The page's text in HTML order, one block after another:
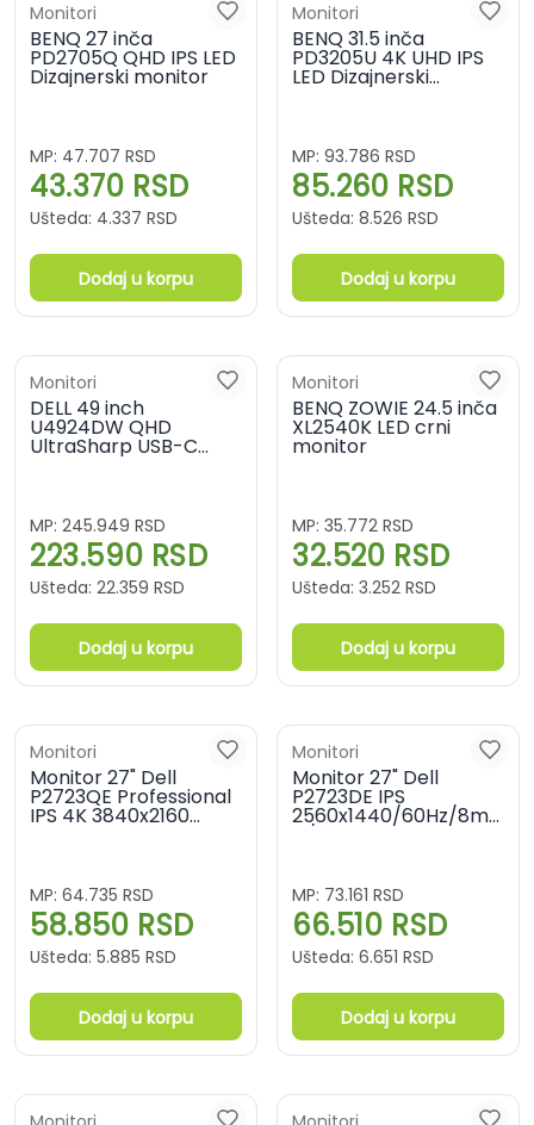
Monitori
BENQ 27 inča
PD2705Q QHD IPS LED
Dizajnerski monitor
MP: 47.707 RSD
43.370 RSD
Ušteda: 4.337 RSD
Dodaj u korpu
Monitori
BENQ 31.5 inča
PD3205U 4K UHD IPS
LED Dizajnerski
MP: 93.786 RSD
85.260 RSD
Ušteda: 8.526 RSD
Dodaj u korpu
Monitori
DELL 49 inch
U4924DW QHD
UltraSharp USB-C
zakrivljeni IPS monitor
MP: 245.949 RSD
223.590 RSD
Ušteda: 22.359 RSD
Dodaj u korpu
Monitori
BENQ ZOWIE 24.5 inča
XL2540K LED crni
monitor
MP: 35.772 RSD
32.520 RSD
Ušteda: 3.252 RSD
Dodaj u korpu
Monitori
Monitor 27" Dell
P2723QE Professional
IPS 4K 3840x2160
MP: 64.735 RSD
58.850 RSD
Ušteda: 5.885 RSD
Dodaj u korpu
Monitori
Monitor 27" Dell
P2723DE IPS
2560x1440/60Hz/8ms/
C/pivot
MP: 73.161 RSD
66.510 RSD
Ušteda: 6.651 RSD
Dodaj u korpu